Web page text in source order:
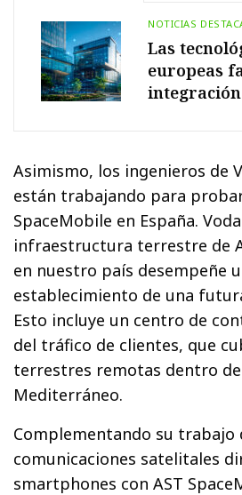
NOTICIAS
Las
europeas
Asimismo, los ingenieros de
están trabajando para
SpaceMobile en España.
infraestructura terrestre de
en nuestro país desempeñe
establecimiento de una
Esto incluye un centro de
del tráfico de clientes, que
terrestres remotas dentro
Mediterráneo.
Complementando su trabajo
comunicaciones satelitales
smartphones con AST